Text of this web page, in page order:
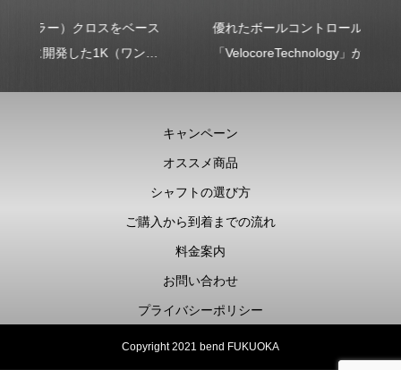
優れたボールコントロール性能を実現した
「VelocoreTechnology」がさらに進化。
キャンペーン
オススメ商品
シャフトの選び方
ご購入から到着までの流れ
料金案内
お問い合わせ
プライバシーポリシー
Copyright 2021 bend FUKUOKA